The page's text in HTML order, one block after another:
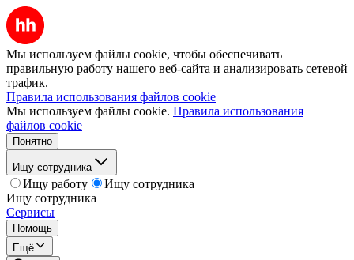
Мы используем файлы cookie, чтобы обеспечивать
правильную работу нашего веб-сайта и анализировать сетевой
трафик.
Правила использования файлов cookie
Мы используем файлы cookie. Правила использования
файлов cookie
Понятно
Ищу сотрудника
Ищу работу
Ищу сотрудника
Ищу сотрудника
Сервисы
Помощь
Ещё